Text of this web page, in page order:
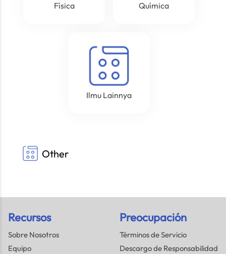
Física Química
Ilmu Lainnya
Other
Recursos
Sobre Nosotros
Equipo
Preocupación
Términos de Servicio
Descargo de Responsabilidad